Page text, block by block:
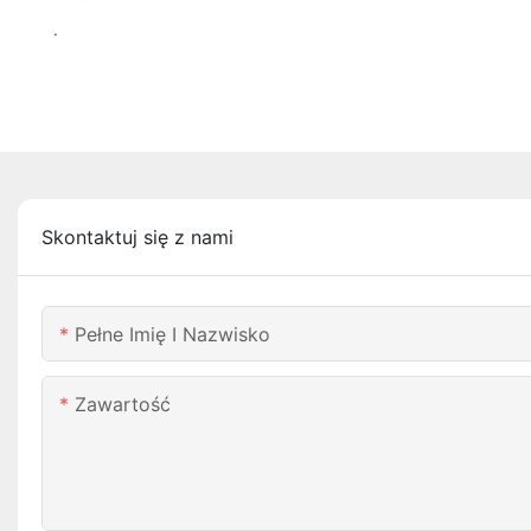
.
Skontaktuj się z nami
Pełne Imię I Nazwisko
Zawartość